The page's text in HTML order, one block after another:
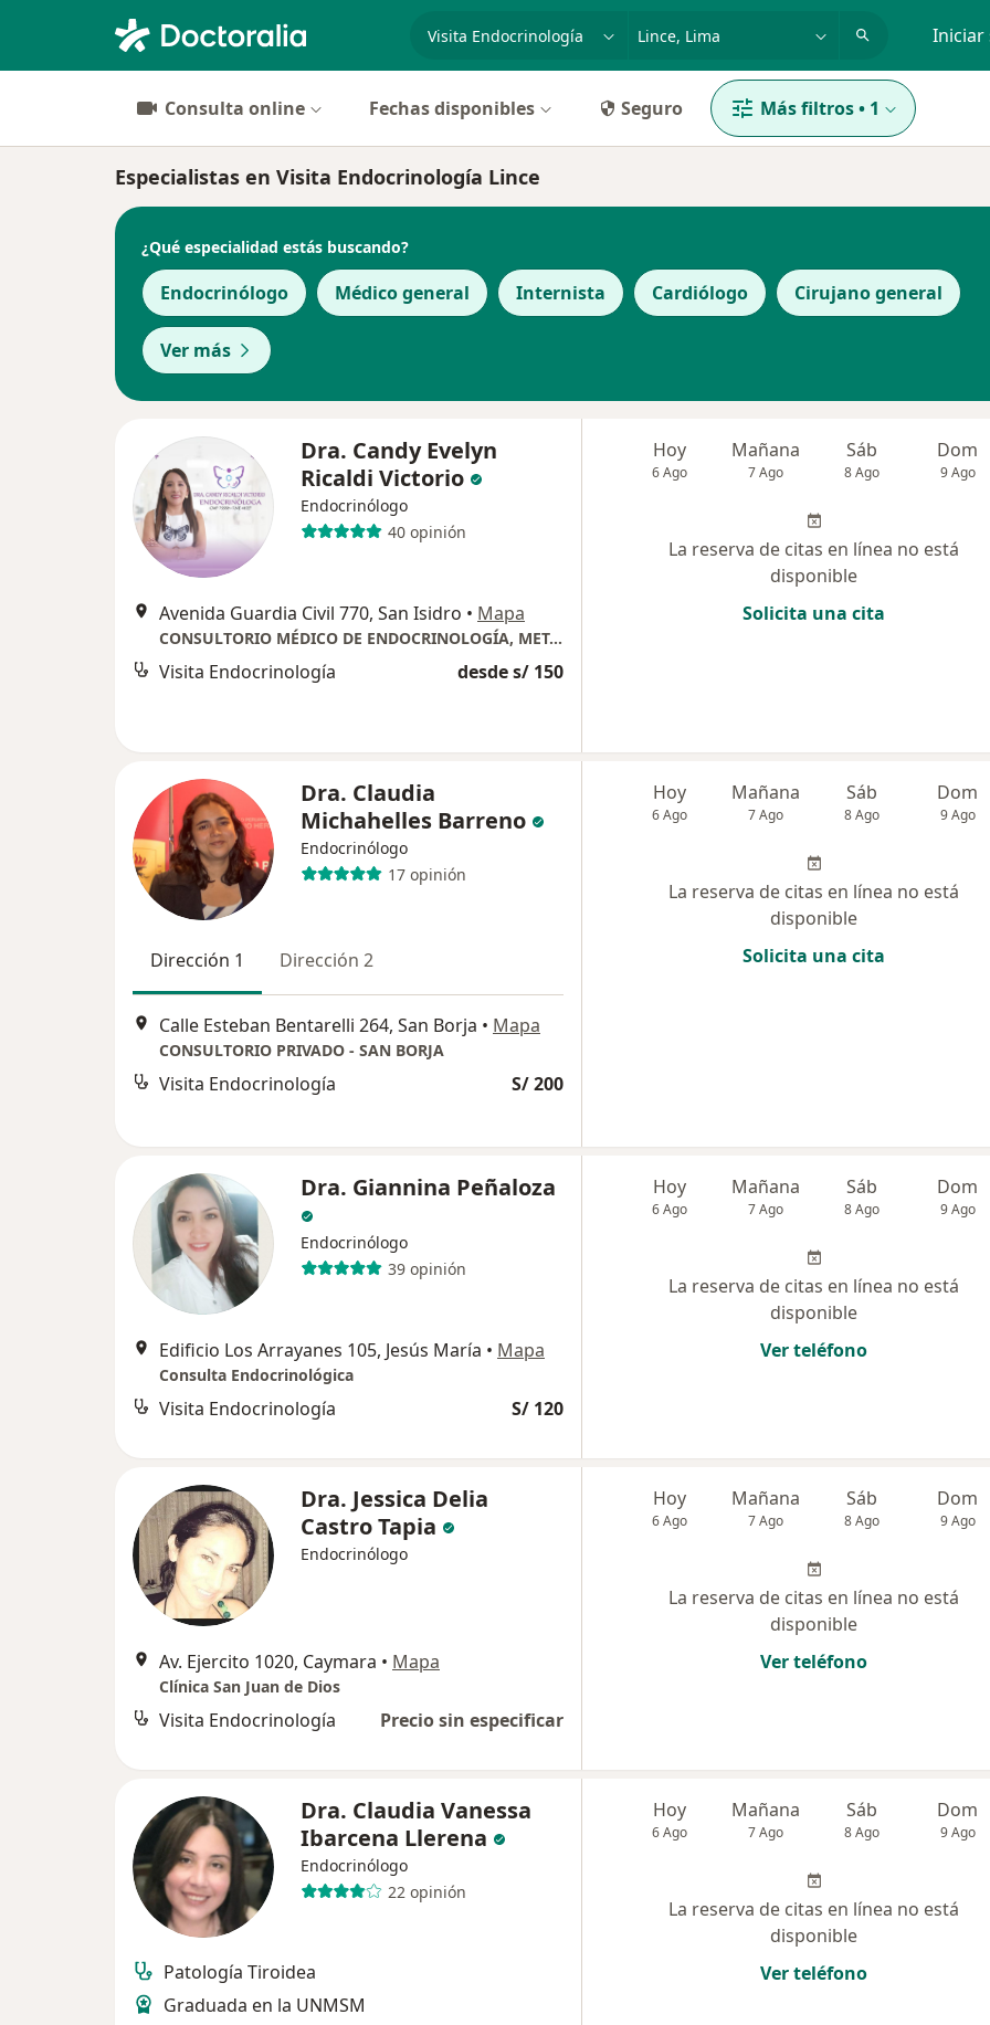
especialidad, enfermedad o nombre Iniciar
Consulta online Fechas disponibles Seguro Más filtros• 1
Especialistas en Visita Endocrinología Lince
¿Qué especialidad estás buscando?
Endocrinólogo Médico general Internista Cardiólogo Cirujano general
Ver más
Dra. Candy Evelyn
Ricaldi Victorio
Endocrinólogo
40 opinión
Avenida Guardia Civil 770, San Isidro • Mapa
CONSULTORIO MÉDICO DE ENDOCRINOLOGÍA, METABOLISMO Y DIABETES
Visita Endocrinología desde s/ 150
Hoy
6 Ago
Mañana
7 Ago
Sáb
8 Ago
Dom
9 Ago
La reserva de citas en línea no está
disponible
Solicita una cita
Dra. Claudia
Michahelles Barreno
Endocrinólogo
17 opinión
Dirección 1 Dirección 2
Calle Esteban Bentarelli 264, San Borja • Mapa
CONSULTORIO PRIVADO - SAN BORJA
Visita Endocrinología S/ 200
Hoy
6 Ago
Mañana
7 Ago
Sáb
8 Ago
Dom
9 Ago
La reserva de citas en línea no está
disponible
Solicita una cita
Dra. Giannina Peñaloza
Endocrinólogo
39 opinión
Edificio Los Arrayanes 105, Jesús María • Mapa
Consulta Endocrinológica
Visita Endocrinología S/ 120
Hoy
6 Ago
Mañana
7 Ago
Sáb
8 Ago
Dom
9 Ago
La reserva de citas en línea no está
disponible
Ver teléfono
Dra. Jessica Delia
Castro Tapia
Endocrinólogo
Av. Ejercito 1020, Caymara • Mapa
Clínica San Juan de Dios
Visita Endocrinología Precio sin especificar
Hoy
6 Ago
Mañana
7 Ago
Sáb
8 Ago
Dom
9 Ago
La reserva de citas en línea no está
disponible
Ver teléfono
Dra. Claudia Vanessa
Ibarcena Llerena
Endocrinólogo
22 opinión
Patología Tiroidea
Graduada en la UNMSM
Hoy
6 Ago
Mañana
7 Ago
Sáb
8 Ago
Dom
9 Ago
La reserva de citas en línea no está
disponible
Ver teléfono